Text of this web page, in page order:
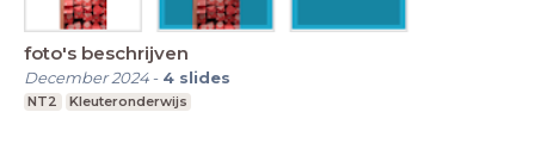
foto's beschrijven
December 2024- 4 slides
NT2 Kleuteronderwijs